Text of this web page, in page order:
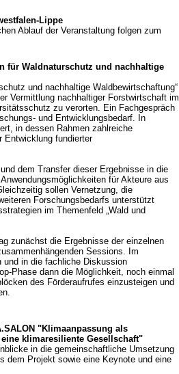
Lippe
Ablauf der Veranstaltung folgen zum
für Waldnaturschutz und nachhaltige
und nachhaltige Waldbewirtschaftung“
Vermittlung nachhaltiger Forstwirtschaft im
zu verorten. Ein Fachgespräch
und Entwicklungsbedarf. In
in dessen Rahmen zahlreiche
Entwicklung fundierter
dem Transfer dieser Ergebnisse in die
für Akteure aus
sollen Vernetzung, die
Forschungsbedarfs unterstützt
im Themenfeld „Wald und
zunächst die Ergebnisse der einzelnen
Sessions. Im
in die fachliche Diskussion
Phase dann die Möglichkeit, noch einmal
des Förderaufrufes einzusteigen und
"Klimaanpassung als
klimaresiliente Gesellschaft"
in die gemeinschaftliche Umsetzung
dem Projekt sowie eine Keynote und eine